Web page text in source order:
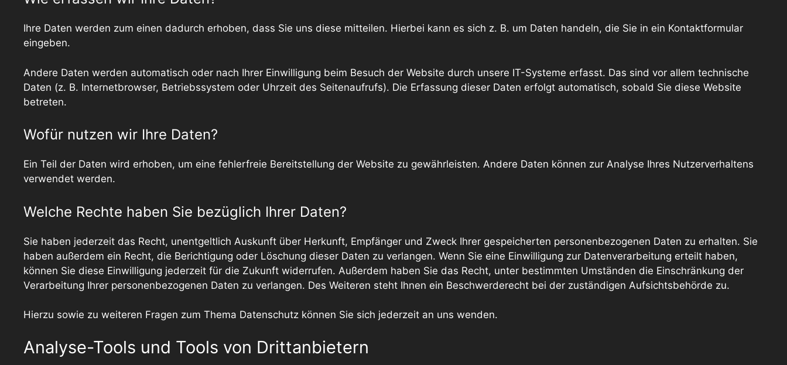
Ihre Daten werden zum einen dadurch erhoben, dass Sie uns diese mitteilen. Hierbei kann es sich z. B. um Daten handeln, die Sie in ein Kontaktformular
eingeben.
Andere Daten werden automatisch oder nach Ihrer Einwilligung beim Besuch der Website durch unsere IT-Systeme erfasst. Das sind vor allem technische
Daten (z. B. Internetbrowser, Betriebssystem oder Uhrzeit des Seitenaufrufs). Die Erfassung dieser Daten erfolgt automatisch, sobald Sie diese Website
betreten.
Wofür nutzen wir Ihre Daten?
Ein Teil der Daten wird erhoben, um eine fehlerfreie Bereitstellung der Website zu gewährleisten. Andere Daten können zur Analyse Ihres Nutzerverhaltens
verwendet werden.
Welche Rechte haben Sie bezüglich Ihrer Daten?
Sie haben jederzeit das Recht, unentgeltlich Auskunft über Herkunft, Empfänger und Zweck Ihrer gespeicherten personenbezogenen Daten zu erhalten. Sie
haben außerdem ein Recht, die Berichtigung oder Löschung dieser Daten zu verlangen. Wenn Sie eine Einwilligung zur Datenverarbeitung erteilt haben,
können Sie diese Einwilligung jederzeit für die Zukunft widerrufen. Außerdem haben Sie das Recht, unter bestimmten Umständen die Einschränkung der
Verarbeitung Ihrer personenbezogenen Daten zu verlangen. Des Weiteren steht Ihnen ein Beschwerderecht bei der zuständigen Aufsichtsbehörde zu.
Hierzu sowie zu weiteren Fragen zum Thema Datenschutz können Sie sich jederzeit an uns wenden.
Analyse-Tools und Tools von Dritt­anbietern